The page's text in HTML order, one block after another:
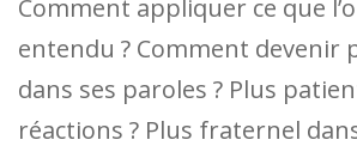
Comment appliquer ce que
entendu ? Comment devenir
dans ses paroles ? Plus
réactions ? Plus fraternel